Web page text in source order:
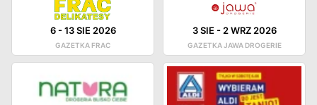
6-13 SIE 2026
GAZETKA FRAC
3 SIE - 2 WRZ 2026
GAZETKA JAWA DROGERIE